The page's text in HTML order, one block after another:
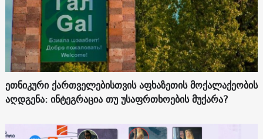
ეთნიკური ქართველებისთვის აფხაზეთის მოქალაქეობის
აღდგენა: ინტეგრაცია თუ უსაფრთხოების მუქარა?